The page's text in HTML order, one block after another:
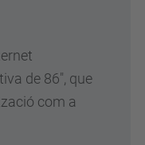
de 86", que
com a